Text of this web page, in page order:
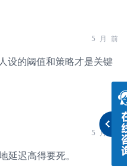
5 月 前
设的阈值和策略才是关键
5 月 前
延迟高得要死。